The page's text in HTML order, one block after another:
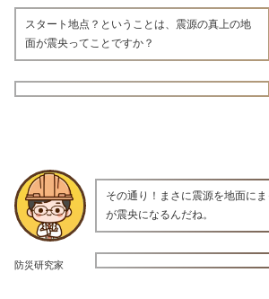
スタート地点？ということは、震源の真上の地
面が震央ってことですか？
防災研究家
その通り！まさに震源を地面に
が震央になるんだね。